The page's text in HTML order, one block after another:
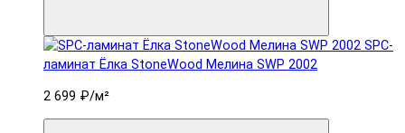
SPC-
ламинат Ëлка StoneWood Мелина SWP 2002
2 699 ₽/м²